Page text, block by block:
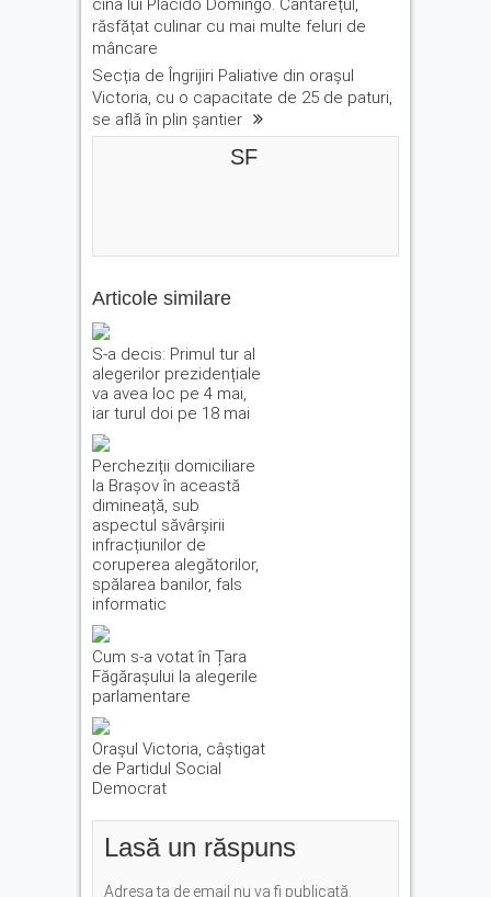
cina lui Placido Domingo. Cântărețul,
răsfățat culinar cu mai multe feluri de
mâncare
Secția de Îngrijiri Paliative din orașul
Victoria, cu o capacitate de 25 de paturi,
se află în plin șantier
SF
Articole similare
S-a decis: Primul tur al
alegerilor prezidențiale
va avea loc pe 4 mai,
iar turul doi pe 18 mai
Percheziții domiciliare
la Brașov în această
dimineață, sub
aspectul săvârșirii
infracțiunilor de
coruperea alegătorilor,
spălarea banilor, fals
informatic
Cum s-a votat în Țara
Făgărașului la alegerile
parlamentare
Orașul Victoria, câștigat
de Partidul Social
Democrat
Lasă un răspuns
Adresa ta de email nu va fi publicată.